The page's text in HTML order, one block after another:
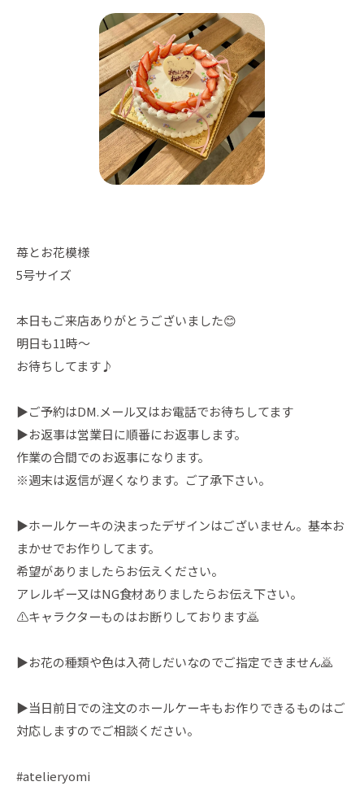
苺とお花模様
5号サイズ
本日もご来店ありがとうございました😊
明日も11時〜
お待ちしてます♪
▶︎ご予約はDM.メール又はお電話でお待ちしてます
▶︎お返事は営業日に順番にお返事します。
作業の合間でのお返事になります。
※週末は返信が遅くなります。ご了承下さい。
▶︎ホールケーキの決まったデザインはございません。基本お
まかせでお作りしてます。
希望がありましたらお伝えください。
アレルギー又はNG食材ありましたらお伝え下さい。
⚠️キャラクターものはお断りしております🙇
▶︎お花の種類や色は入荷しだいなのでご指定できません🙇
▶︎当日前日での注文のホールケーキもお作りできるものはご
対応しますのでご相談ください。
#atelieryomi